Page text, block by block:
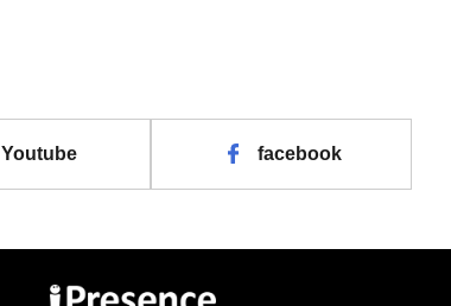
Youtube facebook